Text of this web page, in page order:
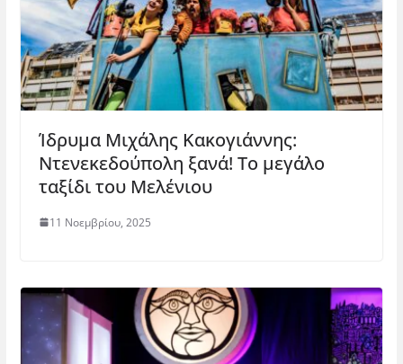
Ίδρυμα Μιχάλης Κακογιάννης:
Ντενεκεδούπολη ξανά! Το μεγάλο
ταξίδι του Μελένιου
11 Νοεμβρίου, 2025